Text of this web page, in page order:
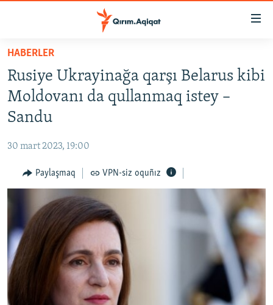
Esas
qaytmaq
Baş
navigatsiyağa
qaytmaq
Qıdıruvğa
SİYASET
İQTİSADİYAT
MEDENİYET
İNSAN AQLARI
SÜRET
BLOGLAR
FİKİR
Русский
HABERLER
Rusiye Ukrayinağa qarşı Belarus kibi
Moldovanı da qullanmaq istey –
Sandu
30 mart 2023, 19:00
Paylaşmaq VPN-siz oquñız